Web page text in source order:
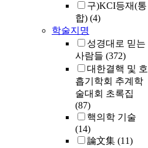
구)KCI등재(통
합) (4)
학술지명
성경대로 믿는
사람들 (372)
대한결핵 및 호
흡기학회 추계학
술대회 초록집
(87)
핵의학 기술
(14)
論文集 (11)